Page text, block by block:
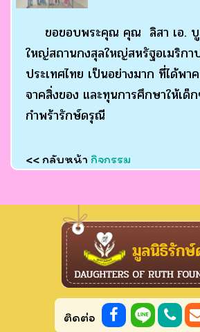
ขอขอบพระคุณ คุณ ลิสา เอ. บู
ใหญ่สถานกงสุลใหญ่สหรัฐอเมริกา
ประเทศไทย เป็นอย่างมาก ที่ได้พา
จาคสิ่งของ และทุนการศึกษาให้เด็
กำพร้ารักษ์ดรุณี
<< กลับหน้า กิจกรรม
ติดต่อ